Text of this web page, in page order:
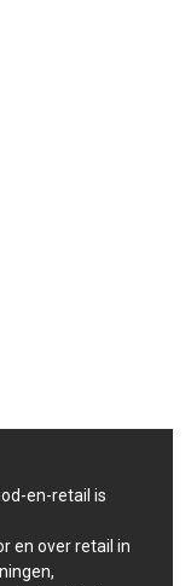
en-retail is
en over retail in